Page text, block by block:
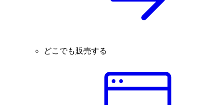
どこでも販売する